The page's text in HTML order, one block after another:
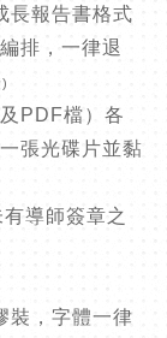
報告書格式
排，一律退
PDF檔）各
張光碟片並黏
導師簽章之
裝，字體一律